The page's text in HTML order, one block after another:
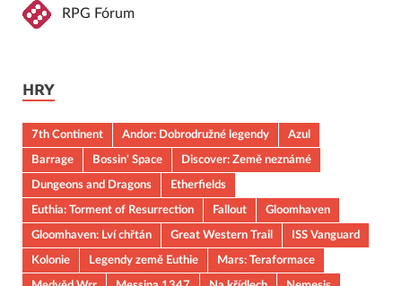
RPG Fórum
HRY
7th Continent Andor: Dobrodružné legendy
Azul
Barrage
Bossin' Space
Discover: Země neznámé
Dungeons and Dragons
Etherfields
Euthia: Torment of Resurrection
Fallout
Gloomhaven
Gloomhaven: Lví chřtán
Great Western Trail
ISS Vanguard
Kolonie
Legendy země Euthie
Mars: Teraformace